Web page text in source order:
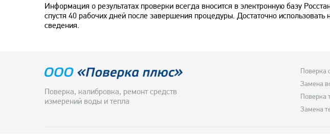
Информация о результатах проверки всегда вносится в электронную базу
спустя 40 рабочих дней после завершения процедуры. Достаточно
сведения.
Пoвeрка, калибровка, ремонт средств
измерений вoды и тeпла
Поверка
Замена
Поверка
Замена